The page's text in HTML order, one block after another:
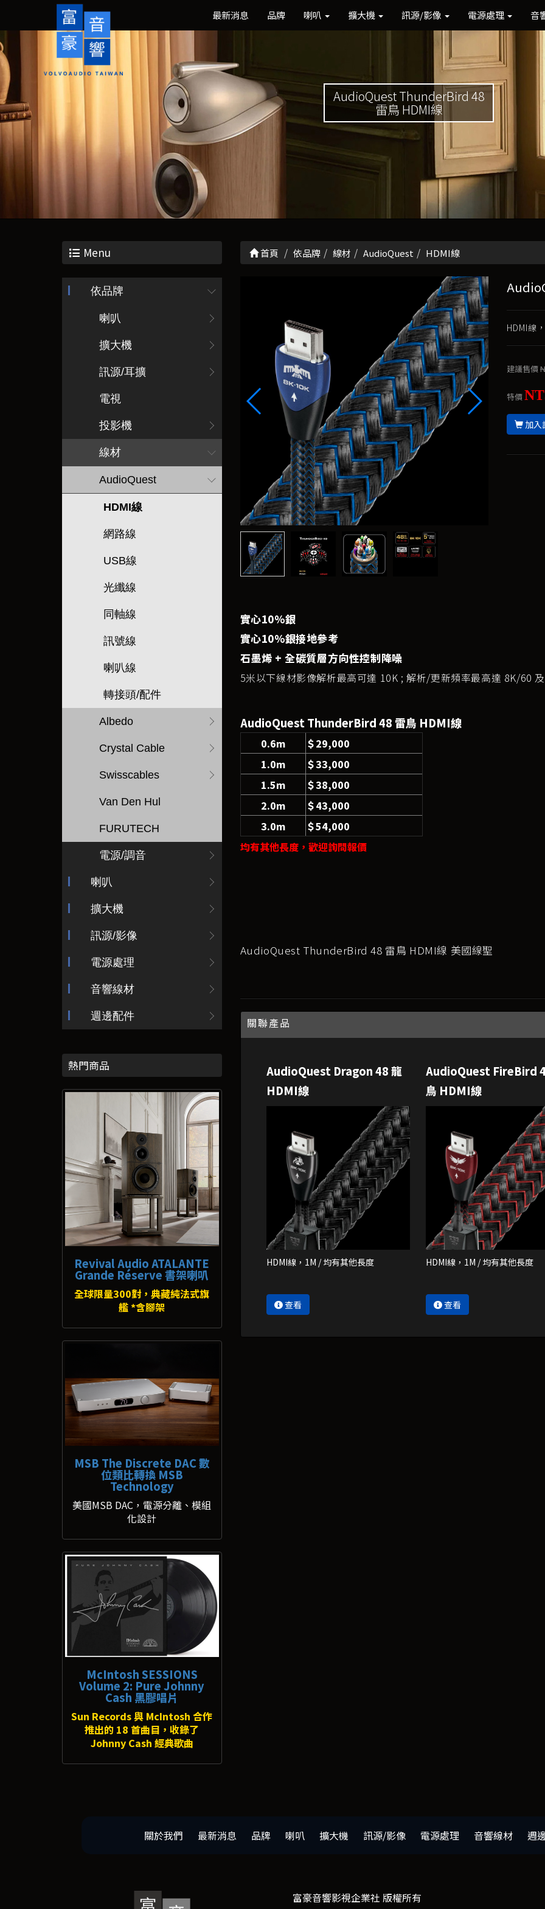
最新消息 品牌 喇叭 擴大機 訊源/影像 電源處理 音
AudioQuest ThunderBird 48
雷鳥 HDMI線
Menu
依品牌
喇叭
擴大機
訊源/耳擴
電視
投影機
線材
AudioQuest
HDMI線
網路線
USB線
光纖線
同軸線
訊號線
喇叭線
轉接頭/配件
Albedo
Crystal Cable
Swisscables
Van Den Hul
FURUTECH
電源/調音
喇叭
擴大機
訊源/影像
電源處理
音響線材
週邊配件
熱門商品
Revival Audio ATALANTE
Grande Réserve 書架喇叭
全球限量300對，典藏純法式旗
艦 *含腳架
MSB The Discrete DAC 數
位類比轉換 MSB
Technology
美國MSB DAC，電源分離、模組
化設計
McIntosh SESSIONS
Volume 2: Pure Johnny
Cash 黑膠唱片
Sun Records 與 McIntosh 合作
推出的 18 首曲目，收錄了
Johnny Cash 經典歌曲
首頁 依品牌 線材 AudioQuest HDMI線
HDMI線
建議售價
特價
加入
實心10%銀
實心10%銀接地參考
石墨烯 + 全碳質層方向性控制降噪
5米以下線材影像解析最高可達 10K ; 解析/更新頻率最高達 8K/60
AudioQuest ThunderBird 48 雷鳥 HDMI線
0.6m
＄29,000
1.0m
＄33,000
1.5m
＄38,000
2.0m
＄43,000
3.0m
＄54,000
均有其他長度，歡迎詢問報價
AudioQuest ThunderBird 48 雷鳥 HDMI線 美國線聖
關聯產品
HDMI線，1M / 均有其他長度
查看
AudioQuest Dragon 48 龍
HDMI線
HDMI線，1M / 均有其他長度
查看
AudioQuest FireBird
鳥 HDMI線
關於我們 最新消息 品牌 喇叭 擴大機 訊源/影像 電源處理 音響線材 週
富豪音響影視企業社 版權所有